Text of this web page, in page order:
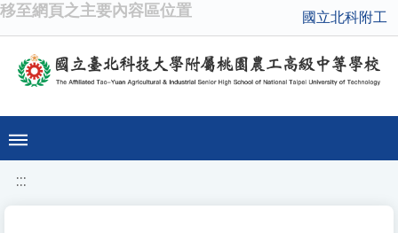
移至網頁之主要內容區位置 國立北科附工
:::